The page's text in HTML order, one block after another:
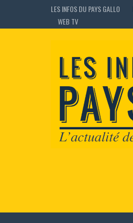
LES INFOS DU PAYS GALLO
WEB TV